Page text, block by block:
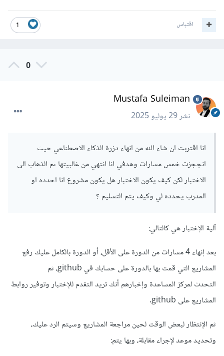
1 اقتباس
0
Mustafa Suleiman
نشر29 يوليو 2025
انا اقتربت ان شاء الله من انهاء دزرة الذكاء الاصطناعي حيث
انججزت خمس مسارات وهدفي انا انتهي من غالبيتها ثم الذهاب الى
الاختبار لكن كيف يكون الاختبار هل يكون مشروع انا احدده او
المدرب يحدده لي وكيف يتم التسليم ؟
آلية الإختبار هي كالتالي:
بعد إنهاء 4 مسارات من الدورة على الأقل، أو الدورة بالكامل عليك رفع
المشاريع التي قمت بها بالدورة على حسابك في github، ثم
التحدث لمركز المساعدة وإخبارهم أنك تريد التقدم للإختبار وتوفير روابط
المشاريع على github.
ثم الإنتظار لبعض الوقت لحين مراجعة المشاريع وسيتم الرد عليك،
وتحديد موعد لإجراء مقابلة، وبها يتم: